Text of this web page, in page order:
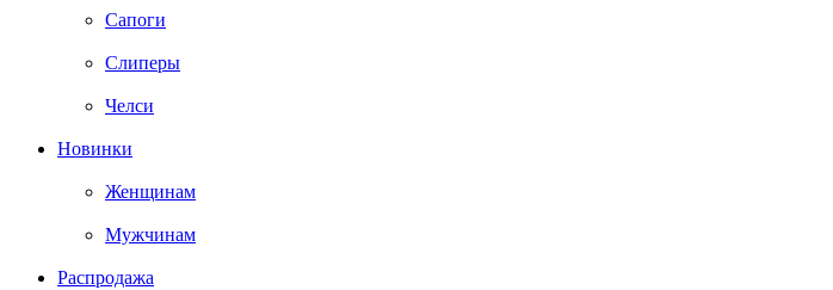
Сапоги
Слиперы
Челси
Новинки
Женщинам
Мужчинам
Распродажа